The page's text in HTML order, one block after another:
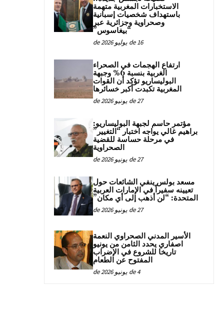
الاستخبارات المغربية متهمة
باستهداف شخصيات إسبانية
وصحراوية وجزائرية عبر
“بيغاسوس”
16 de يوليو de 2026
ارتفاع الهجمات في الصحراء
الغربية بنسبة 6% وجبهة
البوليساريو تؤكد أن القوات
المغربية تكبدت أكبر خسائرها
27 de يونيو de 2026
مؤتمر حاسم لجبهة البوليساريو:
براهيم غالي يواجه اختبار “التغيير”
في مرحلة حساسة للقضية
الصحراوية
27 de يونيو de 2026
مسعد بولس ينفي الشائعات حول
تعيينه سفيراً في الإمارات العربية
المتحدة: “لن أذهب إلى أي مكان”
27 de يونيو de 2026
الأسير المدني الصحراوي النعمة
اصفاري يحدد الثامن من يونيو
تاريخا للشروع في الإضراب
المفتوح عن الطعام
4 de يونيو de 2026